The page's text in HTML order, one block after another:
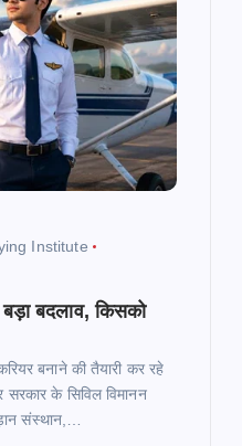
Institute
बदलाव, किसको
बनाने की तैयारी कर रहे
के सिविल विमानन
संस्थान,…